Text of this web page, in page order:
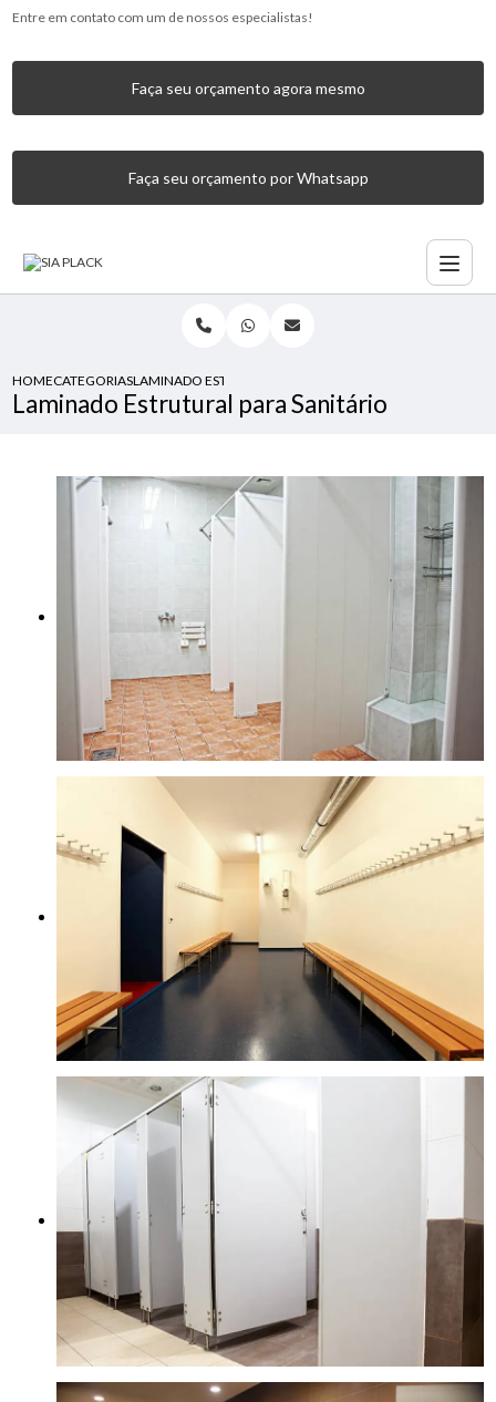
Entre em contato com um de nossos especialistas!
Faça seu orçamento agora mesmo
Faça seu orçamento por Whatsapp
HOMECATEGORIASLAMINADO ESTRUTURAL PARA SANITÁRIO
Laminado Estrutural para Sanitário